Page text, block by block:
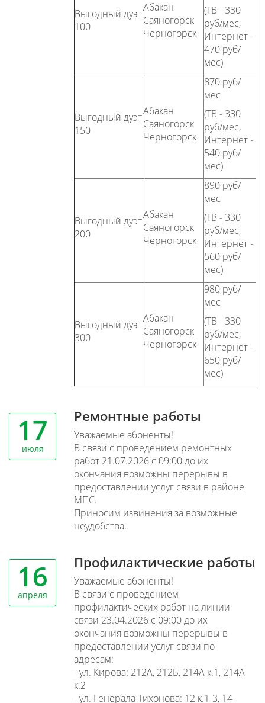
Выгодный дуэт
100
Абакан
Саяногорск
Черногорск
(ТВ - 330
руб/мес,
Интернет -
470 руб/
мес)
Выгодный дуэт
150
Абакан
Саяногорск
Черногорск
870 руб/
мес
(ТВ - 330
руб/мес,
Интернет -
540 руб/
мес)
Выгодный дуэт
200
Абакан
Саяногорск
Черногорск
890 руб/
мес
(ТВ - 330
руб/мес,
Интернет -
560 руб/
мес)
Выгодный дуэт
300
Абакан
Саяногорск
Черногорск
980 руб/
мес
(ТВ - 330
руб/мес,
Интернет -
650 руб/
мес)
17
июля
Ремонтные работы
Уважаемые абоненты!
В связи с проведением ремонтных
работ 21.07.2026 с 09:00 до их
окончания возможны перерывы в
предоставлении услуг связи в районе
МПС.
Приносим извинения за возможные
неудобства.
16
апреля
Профилактические работы
Уважаемые абоненты!
В связи с проведением
профилактических работ на линии
связи 23.04.2026 с 09:00 до их
окончания возможны перерывы в
предоставлении услуг связи по
адресам:
- ул. Кирова: 212А, 212Б, 214А к.1, 214А
к.2
- ул. Генерала Тихонова: 12 к.1-3, 14